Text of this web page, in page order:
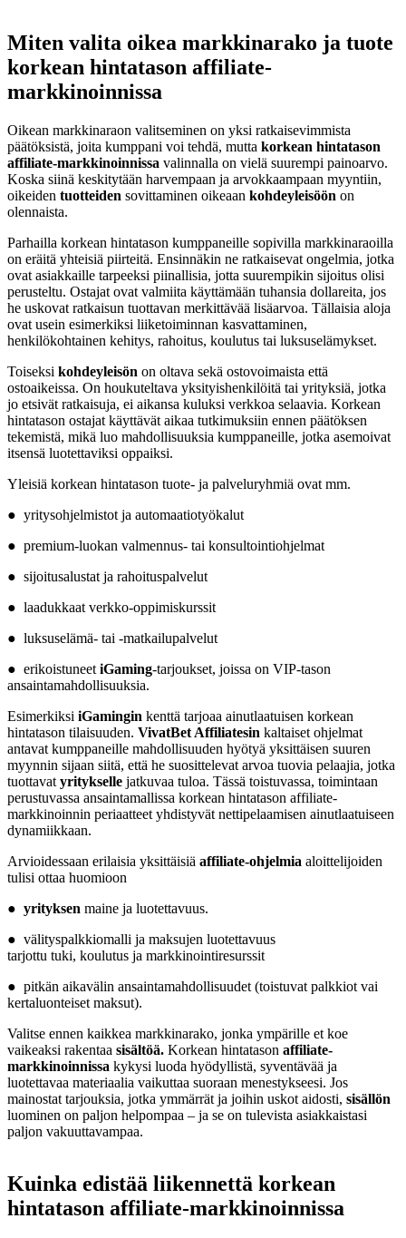
Miten valita oikea markkinarako ja tuote
korkean hintatason affiliate-
markkinoinnissa
Oikean markkinaraon valitseminen on yksi ratkaisevimmista
päätöksistä, joita kumppani voi tehdä, mutta korkean hintatason
affiliate-markkinoinnissa valinnalla on vielä suurempi painoarvo.
Koska siinä keskitytään harvempaan ja arvokkaampaan myyntiin,
oikeiden tuotteiden sovittaminen oikeaan kohdeyleisöön on
olennaista.
Parhailla korkean hintatason kumppaneille sopivilla markkinaraoilla
on eräitä yhteisiä piirteitä. Ensinnäkin ne ratkaisevat ongelmia, jotka
ovat asiakkaille tarpeeksi piinallisia, jotta suurempikin sijoitus olisi
perusteltu. Ostajat ovat valmiita käyttämään tuhansia dollareita, jos
he uskovat ratkaisun tuottavan merkittävää lisäarvoa. Tällaisia aloja
ovat usein esimerkiksi liiketoiminnan kasvattaminen,
henkilökohtainen kehitys, rahoitus, koulutus tai luksuselämykset.
Toiseksi kohdeyleisön on oltava sekä ostovoimaista että
ostoaikeissa. On houkuteltava yksityishenkilöitä tai yrityksiä, jotka
jo etsivät ratkaisuja, ei aikansa kuluksi verkkoa selaavia. Korkean
hintatason ostajat käyttävät aikaa tutkimuksiin ennen päätöksen
tekemistä, mikä luo mahdollisuuksia kumppaneille, jotka asemoivat
itsensä luotettaviksi oppaiksi.
Yleisiä korkean hintatason tuote- ja palveluryhmiä ovat mm.
● yritysohjelmistot ja automaatiotyökalut
● premium-luokan valmennus- tai konsultointiohjelmat
● sijoitusalustat ja rahoituspalvelut
● laadukkaat verkko-oppimiskurssit
● luksuselämä- tai -matkailupalvelut
● erikoistuneetiGaming-tarjoukset, joissa on VIP-tason
ansaintamahdollisuuksia.
Esimerkiksi iGamingin kenttä tarjoaa ainutlaatuisen korkean
hintatason tilaisuuden. VivatBet Affiliatesin kaltaiset ohjelmat
antavat kumppaneille mahdollisuuden hyötyä yksittäisen suuren
myynnin sijaan siitä, että he suosittelevat arvoa tuovia pelaajia, jotka
tuottavatyritykselle jatkuvaa tuloa. Tässä toistuvassa, toimintaan
perustuvassa ansaintamallissa korkean hintatason affiliate-
markkinoinnin periaatteet yhdistyvät nettipelaamisen ainutlaatuiseen
dynamiikkaan.
Arvioidessaan erilaisia yksittäisiä affiliate-ohjelmia aloittelijoiden
tulisi ottaa huomioon
● yrityksen maine ja luotettavuus.
● välityspalkkiomalli ja maksujen luotettavuus
tarjottu tuki, koulutus ja markkinointiresurssit
● pitkän aikavälin ansaintamahdollisuudet (toistuvat palkkiot vai
kertaluonteiset maksut).
Valitse ennen kaikkea markkinarako, jonka ympärille et koe
vaikeaksi rakentaa sisältöä. Korkean hintatason affiliate-
markkinoinnissa kykysi luoda hyödyllistä, syventävää ja
luotettavaa materiaalia vaikuttaa suoraan menestykseesi. Jos
mainostat tarjouksia, jotka ymmärrät ja joihin uskot aidosti, sisällön
luominen on paljon helpompaa – ja se on tulevista asiakkaistasi
paljon vakuuttavampaa.
Kuinka edistää liikennettä korkean
hintatason affiliate-markkinoinnissa